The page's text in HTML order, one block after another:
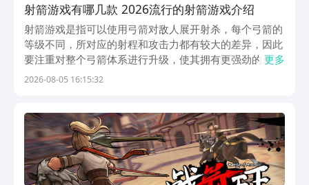
射箭游戏有哪几款 2026流行的射箭游戏介绍
射箭游戏是指可以使用弓箭对敌人展开射杀，每个弓箭的
等级不同，所对应的射程和攻击力都有较大的差异，因此
要注重对整个弓箭体系进行升级，使其拥有更强劲的杀伤
力，根据关卡所出现的敌人数量不同而合理的调整弓箭的
些...
更多
2026-08-05 16:15:32